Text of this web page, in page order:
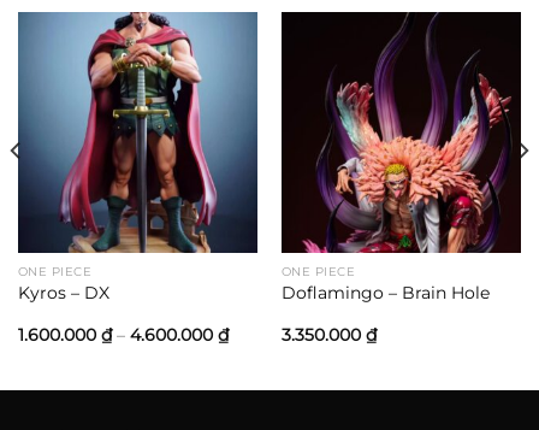
ONE PIECE
Kyros – DX
1.600.000 ₫ – 4.600.000 ₫Khoảng
giá:
đến
ONE PIECE
Doflamingo – Brain Hole
3.350.000 ₫